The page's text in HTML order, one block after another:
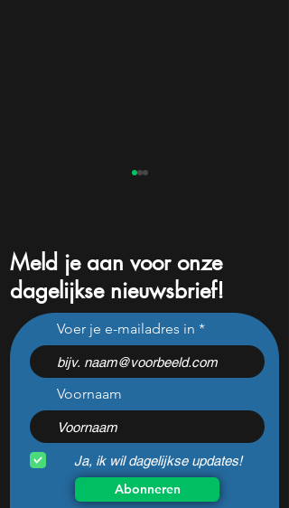
Dit sterke AI-aandeel krijgt
een koersdoel van $860
en ik stap nu in
Meld je aan voor onze
dagelijkse nieuwsbrief!
Voer je e-mailadres in
Voornaam
Ja, ik wil dagelijkse updates!
Abonneren